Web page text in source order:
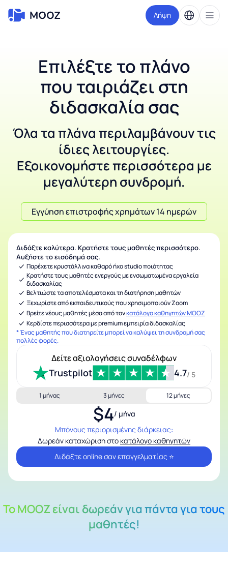
Λήψη
Επιλέξτε το πλάνο
που ταιριάζει στη
διδασκαλία σας
Όλα τα πλάνα περιλαμβάνουν τις
ίδιες λειτουργίες.
Εξοικονομήστε περισσότερα με
μεγαλύτερη συνδρομή.
Εγγύηση επιστροφής χρημάτων 14 ημερών
Διδάξτε καλύτερα. Κρατήστε τους μαθητές περισσότερο.
Αυξήστε το εισόδημά σας.
Παρέχετε κρυστάλλινα καθαρό ήχο studio ποιότητας
Κρατήστε τους μαθητές ενεργούς με ενσωματωμένα εργαλεία
διδασκαλίας
Βελτιώστε τα αποτελέσματα και τη διατήρηση μαθητών
Ξεχωρίστε από εκπαιδευτικούς που χρησιμοποιούν Zoom
Βρείτε νέους μαθητές μέσα από τονκατάλογο καθηγητών MOOZ
Κερδίστε περισσότερα με premium εμπειρία διδασκαλίας
* Ένας μαθητής που διατηρείτε μπορεί να καλύψει τη συνδρομή σας
πολλές φορές.
Δείτε αξιολογήσεις συναδέλφων
Trustpilot 4.7/ 5
1 μήνας 3 μήνες 12 μήνες
$4/ μήνα
Μπόνους περιορισμένης διάρκειας:
Δωρεάν καταχώριση στο κατάλογο καθηγητών
Διδάξτε online σαν επαγγελματίας ⭐
Το MOOZ είναι δωρεάν για πάντα για τους
μαθητές!